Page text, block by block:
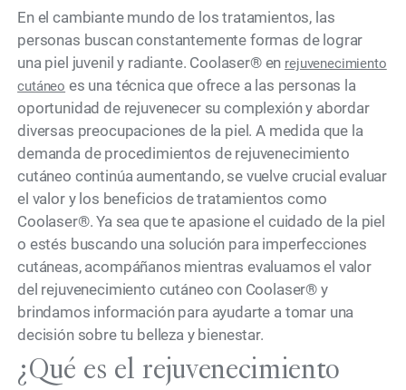
En el cambiante mundo de los tratamientos, las
personas buscan constantemente formas de lograr
una piel juvenil y radiante. Coolaser® en rejuvenecimiento
cutáneo es una técnica que ofrece a las personas la
oportunidad de rejuvenecer su complexión y abordar
diversas preocupaciones de la piel. A medida que la
demanda de procedimientos de rejuvenecimiento
cutáneo continúa aumentando, se vuelve crucial evaluar
el valor y los beneficios de tratamientos como
Coolaser®. Ya sea que te apasione el cuidado de la piel
o estés buscando una solución para imperfecciones
cutáneas, acompáñanos mientras evaluamos el valor
del rejuvenecimiento cutáneo con Coolaser® y
brindamos información para ayudarte a tomar una
decisión sobre tu belleza y bienestar.
¿Qué es el rejuvenecimiento